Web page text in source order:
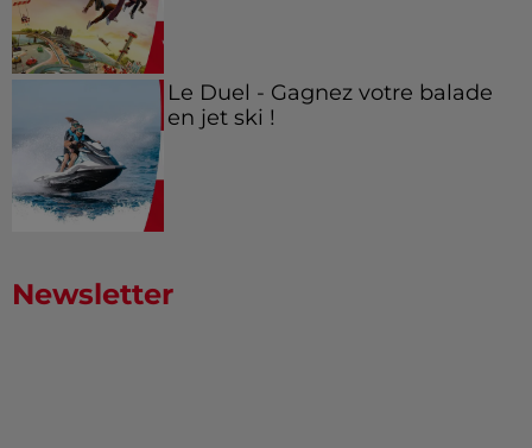
Le Duel - Gagnez votre balade
en jet ski !
Newsletter